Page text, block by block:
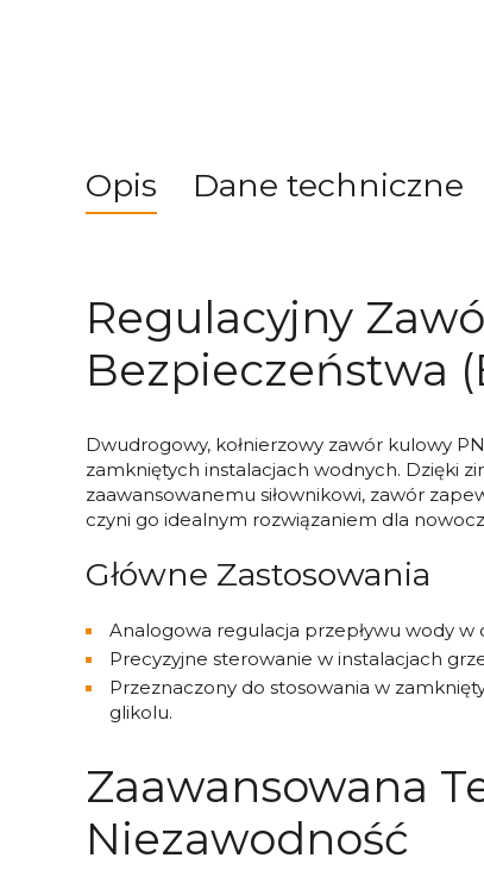
Opis Dane techniczne
Regulacyjny
Bezpieczeństwa
Dwudrogowy, kołnierzowy zawór kulowy
zamkniętych instalacjach wodnych. Dzięki
zaawansowanemu siłownikowi, zawór
czyni go idealnym rozwiązaniem dla
Główne Zastosowania
Analogowa regulacja przepływu wody
Precyzyjne sterowanie w instalacjach
Przeznaczony do stosowania w
glikolu.
Zaawansowana
Niezawodność